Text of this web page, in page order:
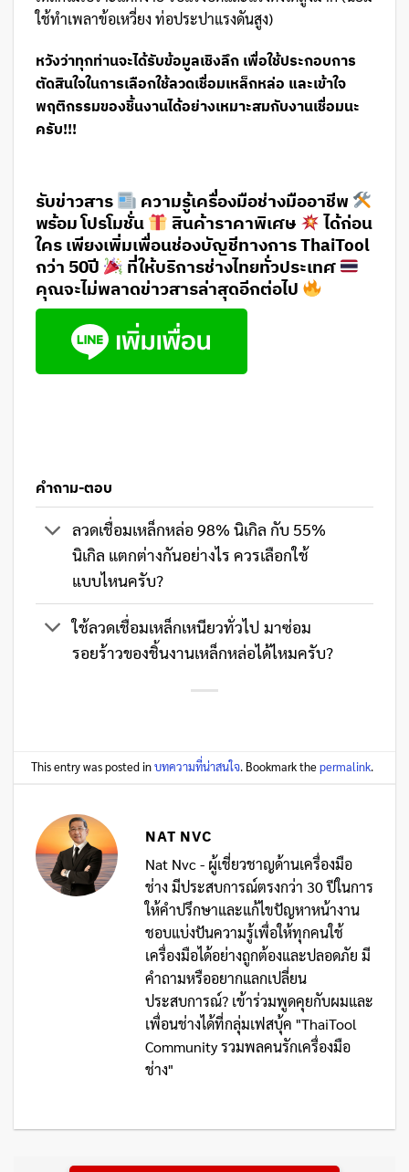
ใช้ทำเพลาข้อเหวี่ยง ท่อประปาแรงดันสูง)
หวังว่าทุกท่านจะได้รับข้อมูลเชิงลึก เพื่อใช้ประกอบการ
ตัดสินใจในการเลือกใช้ลวดเชื่อมเหล็กหล่อ และเข้าใจ
พฤติกรรมของชิ้นงานได้อย่างเหมาะสมกับงานเชื่อมนะ
ครับ!!!
รับข่าวสาร
ความรู้เครื่องมือช่างมืออาชีพ
พร้อม โปรโมชั่น
สินค้าราคาพิเศษ
ได้ก่อน
ใคร เพียงเพิ่มเพื่อนช่องบัญชีทางการ ThaiTool
กว่า 50ปี
ที่ให้บริการช่างไทยทั่วประเทศ
คุณจะไม่พลาดข่าวสารล่าสุดอีกต่อไป
คำถาม-ตอบ
ลวดเชื่อมเหล็กหล่อ 98% นิเกิล กับ 55%
นิเกิล แตกต่างกันอย่างไร ควรเลือกใช้
แบบไหนครับ?
ใช้ลวดเชื่อมเหล็กเหนียวทั่วไป มาซ่อม
รอยร้าวของชิ้นงานเหล็กหล่อได้ไหมครับ?
This entry was posted inบทความที่น่าสนใจ. Bookmark thepermalink.
NAT NVC
Nat Nvc - ผู้เชี่ยวชาญด้านเครื่องมือ
ช่าง มีประสบการณ์ตรงกว่า 30 ปีในการ
ให้คำปรึกษาและแก้ไขปัญหาหน้างาน
ชอบแบ่งปันความรู้เพื่อให้ทุกคนใช้
เครื่องมือได้อย่างถูกต้องและปลอดภัย มี
คำถามหรืออยากแลกเปลี่ยน
ประสบการณ์? เข้าร่วมพูดคุยกับผมและ
เพื่อนช่างได้ที่กลุ่มเฟสบุ้ค "ThaiTool
Community รวมพลคนรักเครื่องมือ
ช่าง"